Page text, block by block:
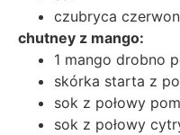
czubryca
chutney z mango:
1 mango drobno
skórka starta z
sok z połowy
sok z połowy